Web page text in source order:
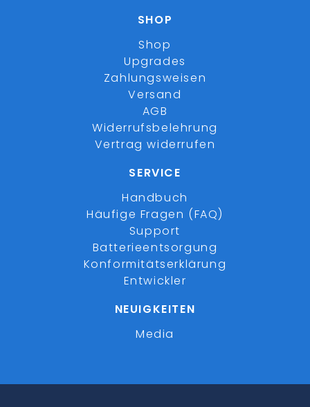
SHOP
Shop
Upgrades
Zahlungsweisen
Versand
AGB
Widerrufsbelehrung
Vertrag widerrufen
SERVICE
Handbuch
Häufige Fragen (FAQ)
Support
Batterieentsorgung
Konformitätserklärung
Entwickler
NEUIGKEITEN
Media